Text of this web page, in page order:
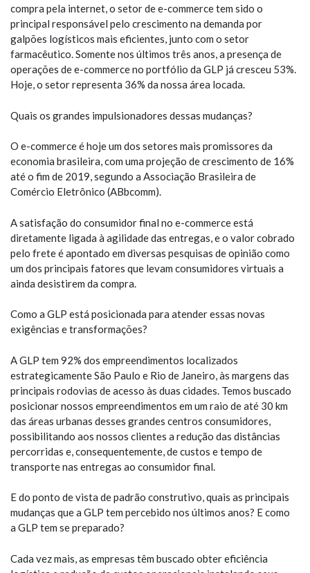
compra pela internet, o setor de e-commerce tem sido o
principal responsável pelo crescimento na demanda por
galpões logísticos mais eficientes, junto com o setor
farmacêutico. Somente nos últimos três anos, a presença de
operações de e-commerce no portfólio da GLP já cresceu 53%.
Hoje, o setor representa 36% da nossa área locada.
Quais os grandes impulsionadores dessas mudanças?
O e-commerce é hoje um dos setores mais promissores da
economia brasileira, com uma projeção de crescimento de 16%
até o fim de 2019, segundo a Associação Brasileira de
Comércio Eletrônico (ABbcomm).
A satisfação do consumidor final no e-commerce está
diretamente ligada à agilidade das entregas, e o valor cobrado
pelo frete é apontado em diversas pesquisas de opinião como
um dos principais fatores que levam consumidores virtuais a
ainda desistirem da compra.
Como a GLP está posicionada para atender essas novas
exigências e transformações?
A GLP tem 92% dos empreendimentos localizados
estrategicamente São Paulo e Rio de Janeiro, às margens das
principais rodovias de acesso às duas cidades. Temos buscado
posicionar nossos empreendimentos em um raio de até 30 km
das áreas urbanas desses grandes centros consumidores,
possibilitando aos nossos clientes a redução das distâncias
percorridas e, consequentemente, de custos e tempo de
transporte nas entregas ao consumidor final.
E do ponto de vista de padrão construtivo, quais as principais
mudanças que a GLP tem percebido nos últimos anos? E como
a GLP tem se preparado?
Cada vez mais, as empresas têm buscado obter eficiência